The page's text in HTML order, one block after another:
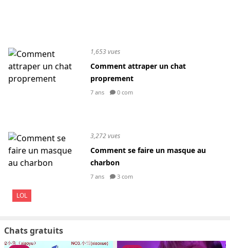
1,653 vues
Comment attraper un chat
proprement
7 ans 0 com
LOL
3,272 vues
Comment se faire un masque au
charbon
7 ans 3 com
Chats gratuits